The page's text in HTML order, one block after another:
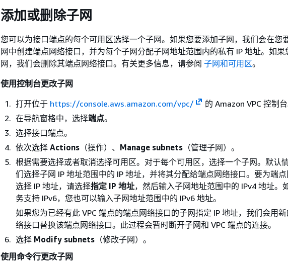
添加或删除子网
您可以为接口端点的每个可用区选择一个子网。如果您要添加子网，我们会在您
网中创建端点网络接口，并为每个子网分配子网地址范围内的私有 IP 地址。如果
网，我们会删除其端点网络接口。有关更多信息，请参阅 子网和可用区。
使用控制台更改子网
打开位于 https://console.aws.amazon.com/vpc/
的 Amazon VPC 控制台
在导航窗格中，选择端点。
选择接口端点。
依次选择 Actions （操作）、 Manage subnets （管理子网）。
根据需要选择或者取消选择可用区。对于每个可用区，选择一个子网。默认
们选择子网 IP 地址范围中的 IP 地址，并将其分配给端点网络接口。要为端
选择 IP 地址，请选择指定 IP 地址，然后输入子网地址范围中的 IPv4 地址。
务支持 IPv6，您也可以输入子网地址范围中的 IPv6 地址。
如果您为已经有此 VPC 端点的端点网络接口的子网指定 IP 地址，我们会用
络接口替换该端点网络接口。此过程会暂时断开子网和 VPC 端点的连接。
选择 Modify subnets （修改子网）。
使用命令行更改子网